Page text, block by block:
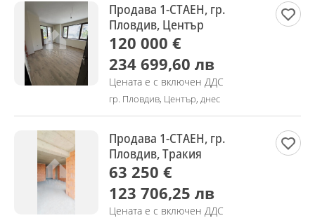
Продава 1-СТАЕН, гр.
Пловдив, Център
120 000 €
234 699,60 лв
Цената е с включен ДДС
гр. Пловдив, Център, днес
Продава 1-СТАЕН, гр.
Пловдив, Тракия
63 250 €
123 706,25 лв
Цената е с включен ДДС